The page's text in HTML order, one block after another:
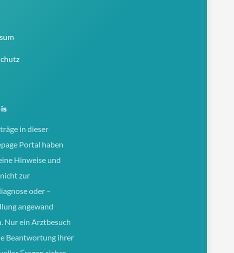
in dieser
Portal haben
Hinweise und
zur
oder –
angewand
Nur ein Arztbesuch
Beantwortung ihrer